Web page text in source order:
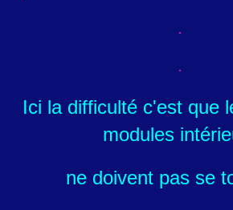
Ici la difficulté c'est que
modules
ne doivent pas se